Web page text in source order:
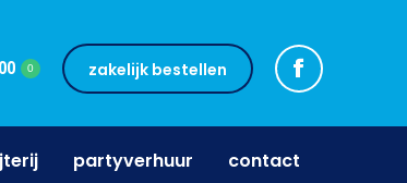
0 zakelijk bestellen
partyverhuur contact